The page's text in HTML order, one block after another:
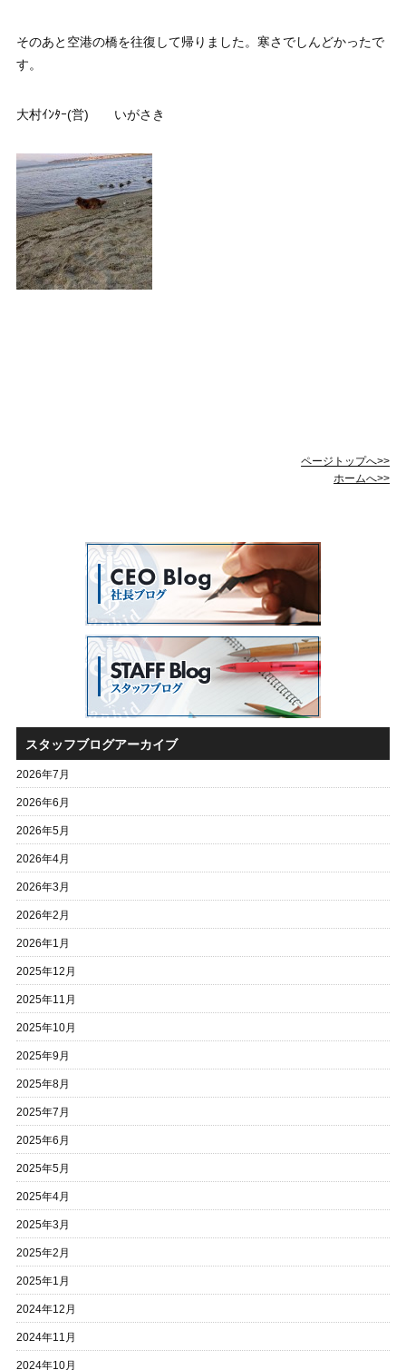
そのあと空港の橋を往復して帰りました。寒さでしんどかったで
す。
大村ｲﾝﾀｰ(営) いがさき
ページトップへ>>
ホームへ>>
スタッフブログアーカイブ
2026年7月
2026年6月
2026年5月
2026年4月
2026年3月
2026年2月
2026年1月
2025年12月
2025年11月
2025年10月
2025年9月
2025年8月
2025年7月
2025年6月
2025年5月
2025年4月
2025年3月
2025年2月
2025年1月
2024年12月
2024年11月
2024年10月